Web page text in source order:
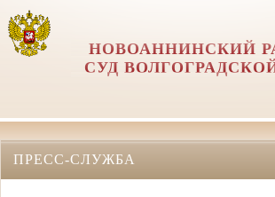
НОВОАННИНСКИЙ
СУД
ПРЕСС-СЛУЖБА